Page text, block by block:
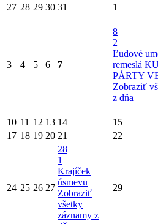
27 28 29 30 31 1
3 4 5 6 7
8
2
Ľudové
remeslá
PÁRTY
Zobraziť
z dňa
10 11 12 13 14 15
17 18 19 20 21 22
24 25 26 27
28
1
Krajíček
úsmevu
Zobraziť
všetky
záznamy z
29